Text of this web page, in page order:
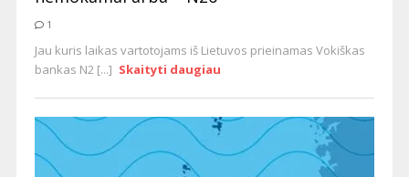
1
Jau kuris laikas vartotojams iš Lietuvos prieinamas Vokiškas
bankas N2 [...] Skaityti daugiau